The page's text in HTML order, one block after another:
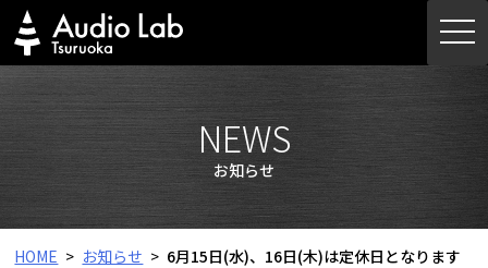
Skip
to
content
NEWS
お知らせ
HOME お知らせ 6月15日(水)、16日(木)は定休日となります